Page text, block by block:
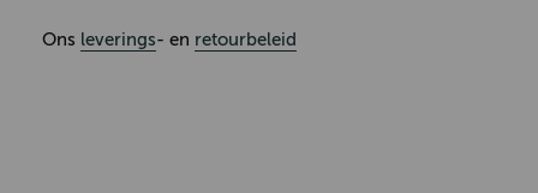
Ons leverings- en retourbeleid